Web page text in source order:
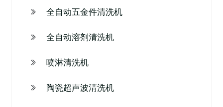
全自动五金件清洗机
全自动溶剂清洗机
喷淋清洗机
陶瓷超声波清洗机